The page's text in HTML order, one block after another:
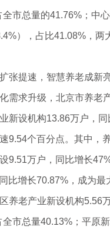
全市总量的41.76%；中
），占比41.08%，两
张提速，智慧养老成新
需求升级，北京市养老
新设机构13.86万户，
9.54个百分点。其中，
9.51万户，同比增长
比增长70.87%，成为最
养老产业新设机构5.56
全市总量40.13%；平原